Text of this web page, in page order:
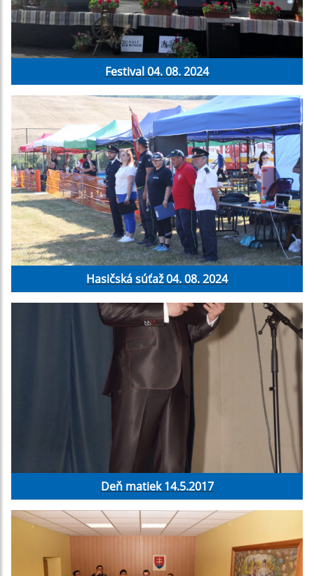
Festival 04. 08. 2024
Hasičská súťaž 04. 08. 2024
Deň matiek 14.5.2017